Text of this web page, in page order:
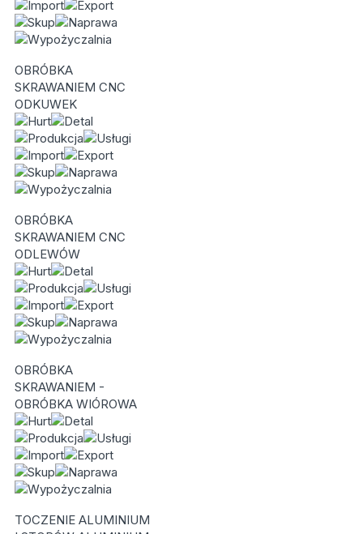
OBRÓBKA
SKRAWANIEM CNC
ODKUWEK
OBRÓBKA
SKRAWANIEM CNC
ODLEWÓW
OBRÓBKA
SKRAWANIEM -
OBRÓBKA WIÓROWA
TOCZENIE ALUMINIUM